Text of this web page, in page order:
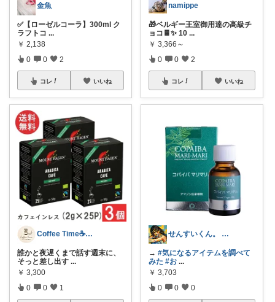
金魚
✅【ローゼルコーラ】300ml ク
ラフトコ ...
￥ 2,138
0 0 2
コレ いいね
Coffee Time☕️いいもの研究
誰かと夜遅くまで話す週末に、
そっと差し出す ...
￥ 3,300
0 0 1
namippe
🎁ベルギー王室御用達の高級チ
ョコ🍫✨ 10 ...
￥ 3,366～
0 0 2
コレ いいね
せんすいくん。 ＼情報の海へダイブ／
→ #気になるアイテムを調べて
みた #お ...
￥ 3,703
0 0 0